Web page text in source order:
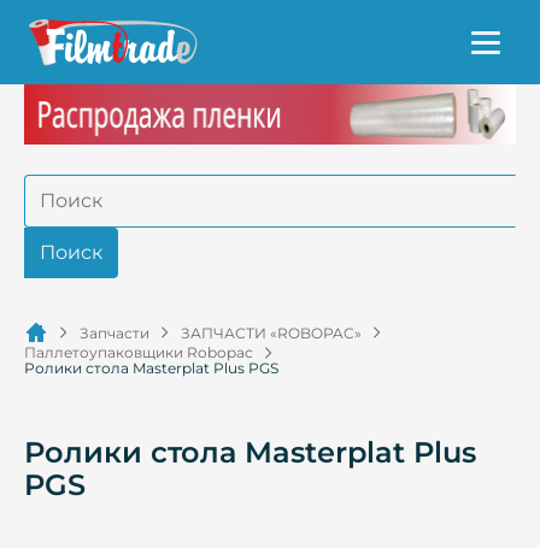
Запчасти
ЗАПЧАСТИ «ROBOPAC»
Паллетоупаковщики Robopac
Ролики стола Masterplat Plus PGS
Ролики стола Masterplat Plus
PGS